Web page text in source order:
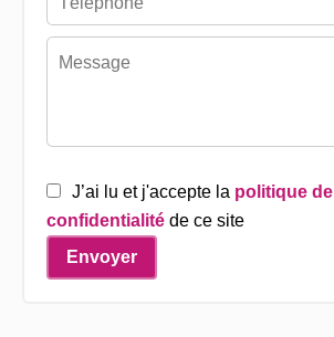
J’ai lu et j'accepte la politique de
confidentialitéde ce site
Envoyer